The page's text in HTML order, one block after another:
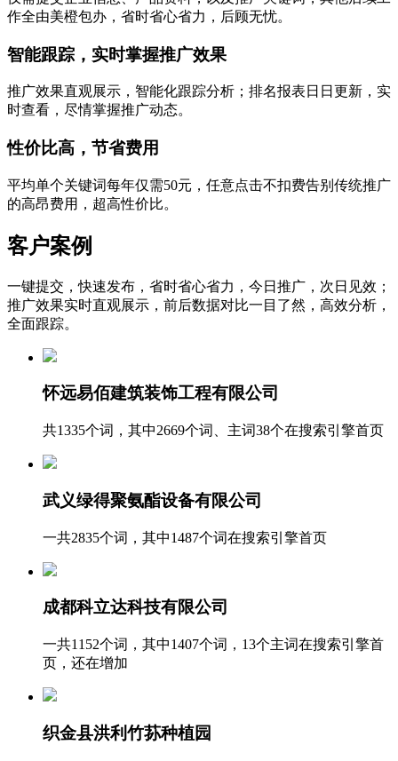
作全由美橙包办，省时省心省力，后顾无忧。
智能跟踪，实时掌握推广效果
推广效果直观展示，智能化跟踪分析；排名报表日日更新，实
时查看，尽情掌握推广动态。
性价比高，节省费用
平均单个关键词每年仅需50元，任意点击不扣费告别传统推广
的高昂费用，超高性价比。
客户案例
一键提交，快速发布，省时省心省力，今日推广，次日见效；
推广效果实时直观展示，前后数据对比一目了然，高效分析，
全面跟踪。
怀远易佰建筑装饰工程有限公司
共1335个词，其中2669个词、主词38个在搜索引擎首页
武义绿得聚氨酯设备有限公司
一共2835个词，其中1487个词在搜索引擎首页
成都科立达科技有限公司
一共1152个词，其中1407个词，13个主词在搜索引擎首
页，还在增加
织金县洪利竹荪种植园